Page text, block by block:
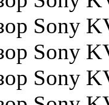
Sony
Sony
Sony